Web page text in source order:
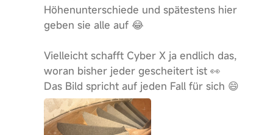
Höhenunterschiede und spätestens hier
geben sie alle auf 😂
Vielleicht schafft Cyber X ja endlich das,
woran bisher jeder gescheitert ist 👀
Das Bild spricht auf jeden Fall für sich 😄